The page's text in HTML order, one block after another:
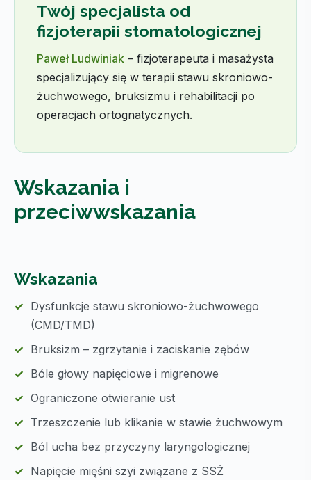
Twój specjalista od
fizjoterapii stomatologicznej
Paweł Ludwiniak – fizjoterapeuta i masażysta
specjalizujący się w terapii stawu skroniowo-
żuchwowego, bruksizmu i rehabilitacji po
operacjach ortognatycznych.
Wskazania i
przeciwwskazania
Wskazania
Dysfunkcje stawu skroniowo-żuchwowego
(CMD/TMD)
Bruksizm – zgrzytanie i zaciskanie zębów
Bóle głowy napięciowe i migrenowe
Ograniczone otwieranie ust
Trzeszczenie lub klikanie w stawie żuchwowym
Ból ucha bez przyczyny laryngologicznej
Napięcie mięśni szyi związane z SSŻ